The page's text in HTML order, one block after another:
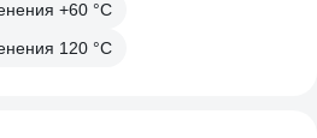
+60 °С
120 °С